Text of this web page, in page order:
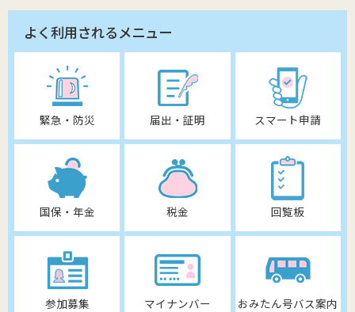
よく利用されるメニュー
緊急・防災 届出・証明 スマート申請
国保・年金 税金 回覧板
参加募集 マイナンバー おみたん号バス案内